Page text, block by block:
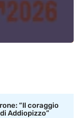
“Il coraggio
Addiopizzo”